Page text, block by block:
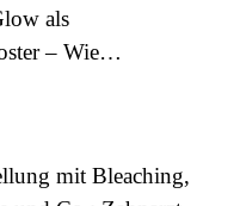
als
– Wie
mit Bleaching,